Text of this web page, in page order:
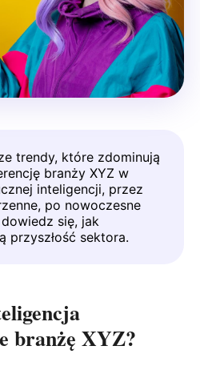
trendy, które zdominują
branży XYZ w
inteligencji, przez
po nowoczesne
się, jak
przyszłość sektora.
branżę XYZ?